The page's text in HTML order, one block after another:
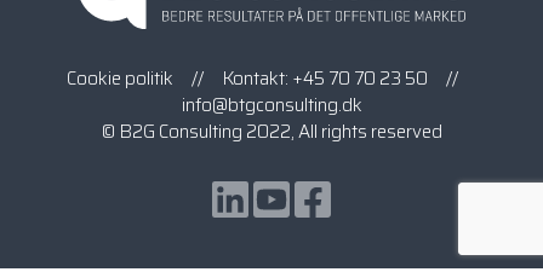
Cookie politik // Kontakt: +45 70 70 23 50 //
info@btgconsulting.dk
© B2G Consulting 2022, All rights reserved